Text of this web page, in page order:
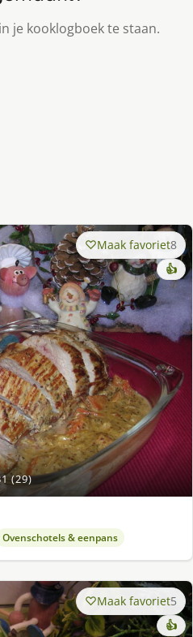
je kooklogboek te staan.
(29)
Maak favoriet8
👍
Ovenschotels & eenpans
Maak favoriet5
👍